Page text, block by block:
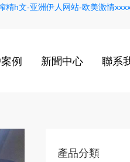
h文-亚洲伊人网站-欧美激情
例 新聞中心 聯系
產品分類